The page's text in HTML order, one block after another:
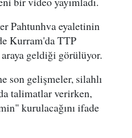
Pahtunhva eyaletinin
Kurram'da TTP
geldiği görülüyor.
son gelişmeler, silahlı
talimatlar verirken,
kurulacağını ifade